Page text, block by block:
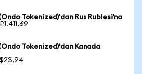
Tokenized)'dan Rus Rublesi'na
Tokenized)'dan Kanada
$23,94